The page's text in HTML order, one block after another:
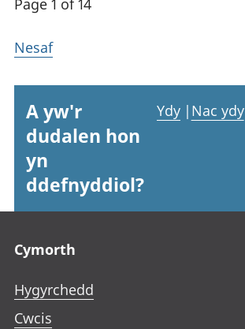
Page 1 of 14
Nesaf
A yw'r
dudalen hon
yn
ddefnyddiol?
Ydy | Nac ydy
Cymorth
Hygyrchedd
Cwcis